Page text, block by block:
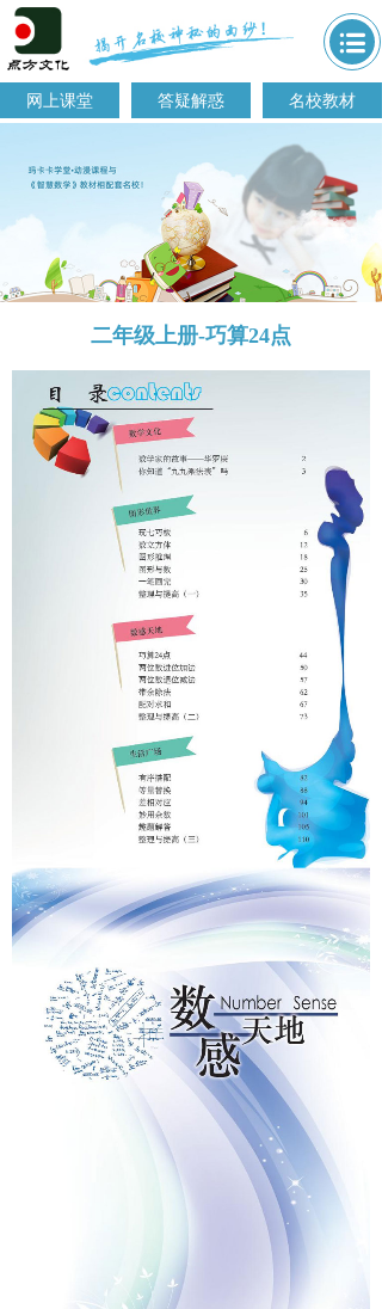
网上课堂 答疑解惑 名校教材
二年级上册-巧算24点